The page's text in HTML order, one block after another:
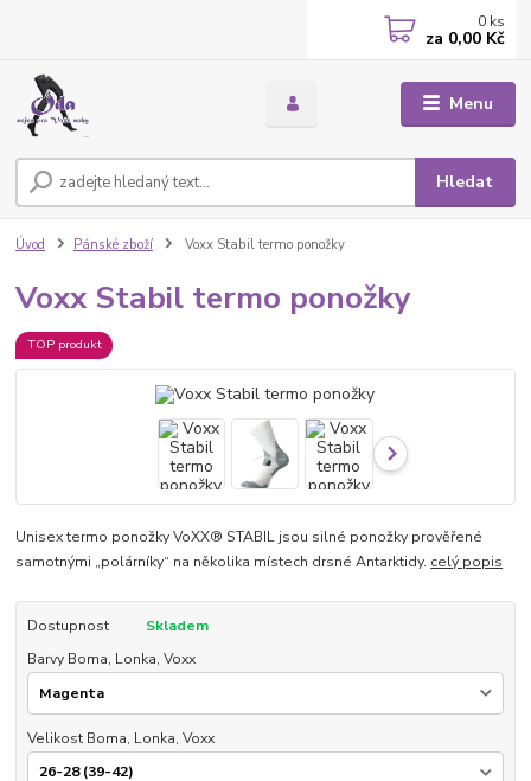
Menu
Hledat
0 ks
za 0,00 Kč
Úvod Pánské zboží Voxx Stabil termo ponožky
Voxx Stabil termo ponožky
TOP produkt
Unisex termo ponožky VoXX® STABIL jsou silné ponožky prověřené
samotnými „polárníky“ na několika místech drsné Antarktidy. celý popis
Dostupnost
Skladem
Barvy Boma, Lonka, Voxx
Velikost Boma, Lonka, Voxx